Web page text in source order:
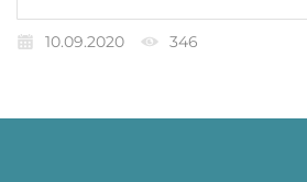
10.09.2020 346